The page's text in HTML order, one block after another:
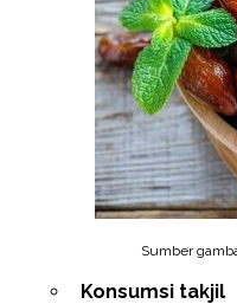
Sumber
Konsumsi takjil